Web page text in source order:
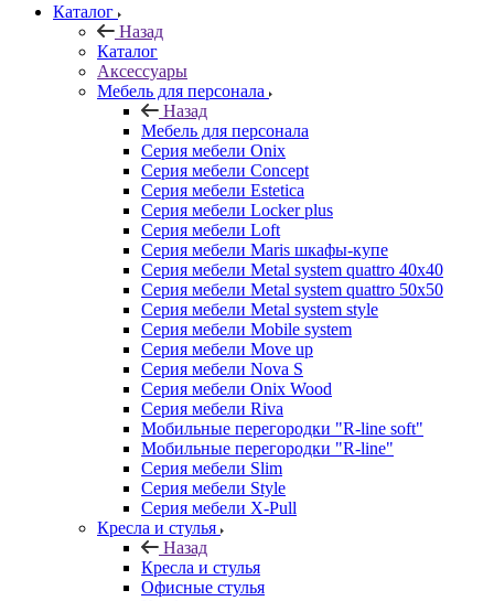
Каталог
Назад
Каталог
Аксессуары
Мебель для персонала
Назад
Мебель для персонала
Серия мебели Onix
Серия мебели Concept
Серия мебели Estetica
Серия мебели Locker plus
Серия мебели Loft
Серия мебели Maris шкафы-купе
Серия мебели Metal system quattro 40x40
Серия мебели Metal system quattro 50x50
Серия мебели Metal system style
Серия мебели Mobile system
Серия мебели Move up
Серия мебели Nova S
Серия мебели Onix Wood
Серия мебели Riva
Мобильные перегородки "R-line soft"
Мобильные перегородки "R-line"
Серия мебели Slim
Серия мебели Style
Серия мебели X-Pull
Кресла и стулья
Назад
Кресла и стулья
Офисные стулья